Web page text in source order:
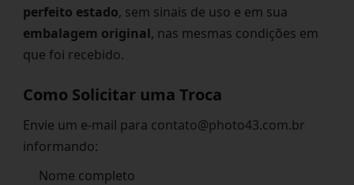
perfeito estado, sem sinais de uso e em sua
embalagem original, nas mesmas condições em
que foi recebido.
Como Solicitar uma Troca
Envie um e-mail para contato@photo43.com.br
informando:
Nome completo